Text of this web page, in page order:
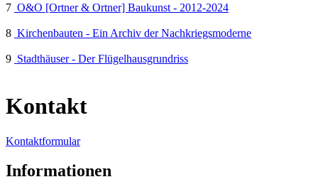
7 O&O [Ortner & Ortner] Baukunst - 2012-2024
8 Kirchenbauten - Ein Archiv der Nachkriegsmoderne
9 Stadthäuser - Der Flügelhausgrundriss
Kontakt
Kontaktformular
Informationen